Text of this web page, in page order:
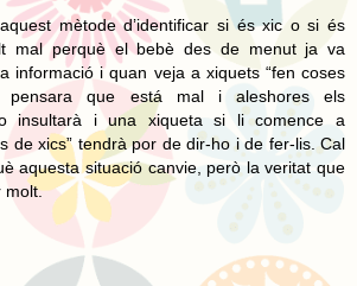
mètode d’identificar si és xic o si és
mal perquè el bebè des de menut ja va
informació i quan veja a xiquets “fen coses
pensara que está mal i aleshores els
insultarà i una xiqueta si li comence a
de xics” tendrà por de dir-ho i de fer-lis. Cal
aquesta situació canvie, però la veritat que
molt.